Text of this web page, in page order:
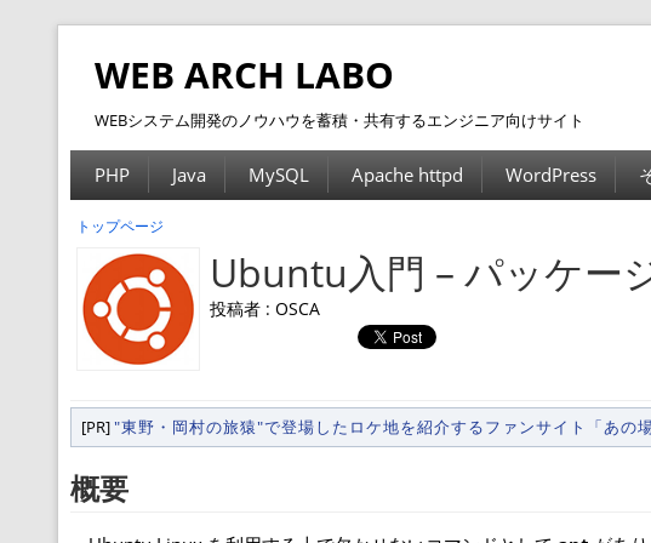
WEB ARCH LABO
WEBシステム開発のノウハウを蓄積・共有するエンジニア向けサイト
PHP Java MySQL Apache httpd WordPress
トップページ
Ubuntu入門 – パッケー
投稿者 : OSCA
[PR]"東野・岡村の旅猿"で登場したロケ地を紹介するファンサイト「あの
概要